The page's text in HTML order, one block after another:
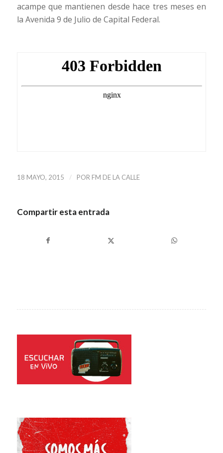
acampe que mantienen desde hace tres meses en
la Avenida 9 de Julio de Capital Federal.
18 MAYO, 2015 / POR FM DE LA CALLE
Compartir esta entrada